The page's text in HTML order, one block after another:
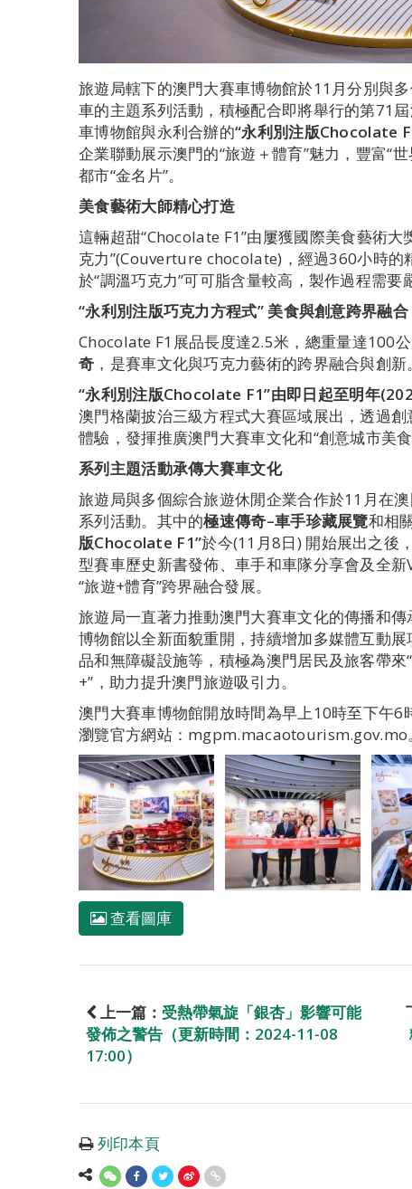
旅遊局轄下的澳門大賽車博物館於11月分別與
車的主題系列活動，積極配合即將舉行的第71
車博物館與永利合辦的“永利別注版Chocolate
企業聯動展示澳門的“旅遊＋體育”魅力，豐富“
都市“金名片”。
美食藝術大師精心打造
這輛超甜“Chocolate F1”由屢獲國際美食藝術大
克力”(Couverture chocolate)，經過360小時的
於“調溫巧克力”可可脂含量較高，製作過程需要
“永利別注版巧克力方程式” 美食與創意跨界融合
Chocolate F1展品長度達2.5米，總重量達100
奇 ，是賽車文化與巧克力藝術的跨界融合與創新。
“永利別注版Chocolate F1”由即日起至明年
澳門格蘭披治三級方程式大賽區域展出，透過
體驗，發揮推廣澳門大賽車文化和“創意城市美
系列主題活動承傳大賽車文化
旅遊局與多個綜合旅遊休閒企業合作於11月在
系列活動。其中的極速傳奇–車手珍藏展覽和相
版Chocolate F1”於今(11月8日) 開始展出之後
型賽車歷史新書發佈、車手和車隊分享會及全
“旅遊+體育”跨界融合發展。
旅遊局一直著力推動澳門大賽車文化的傳播和
博物館以全新面貌重開，持續增加多媒體互動
品和無障礙設施等，積極為澳門居民及旅客帶來
+”，助力提升澳門旅遊吸引力。
澳門大賽車博物館開放時間為早上10時至下午
瀏覽官方網站：mgpm.macaotourism.gov.mo
查看圖庫
上一篇： 受熱帶氣旋「銀杏」影響可能
發佈之警告（更新時間：2024-11-08
17:00）
列印本頁